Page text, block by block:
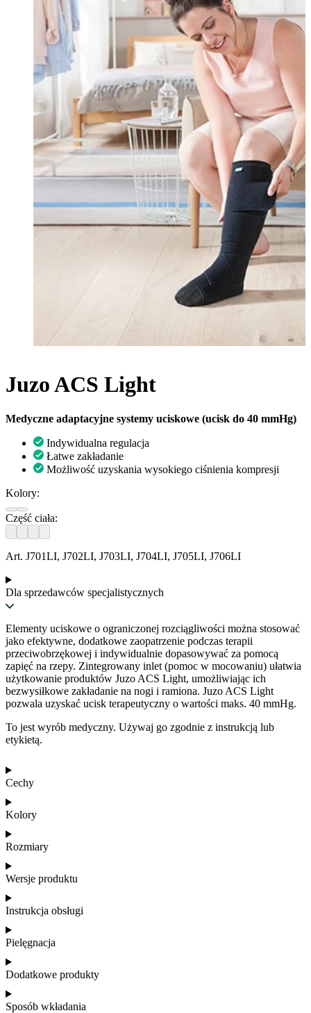
Juzo ACS Light
Medyczne adaptacyjne systemy uciskowe (ucisk do 40 mmHg)
Indywidualna regulacja
Łatwe zakładanie
Możliwość uzyskania wysokiego ciśnienia kompresji
Kolory:
Część ciała:
Art. J701LI, J702LI, J703LI, J704LI, J705LI, J706LI
Dla sprzedawców specjalistycznych
Elementy uciskowe o ograniczonej rozciągliwości można stosować
jako efektywne, dodatkowe zaopatrzenie podczas terapii
przeciwobrzękowej i indywidualnie dopasowywać za pomocą
zapięć na rzepy. Zintegrowany inlet (pomoc w mocowaniu) ułatwia
użytkowanie produktów Juzo ACS Light, umożliwiając ich
bezwysiłkowe zakładanie na nogi i ramiona. Juzo ACS Light
pozwala uzyskać ucisk terapeutyczny o wartości maks. 40 mmHg.
To jest wyrób medyczny. Używaj go zgodnie z instrukcją lub
etykietą.
Cechy
Kolory
Rozmiary
Wersje produktu
Instrukcja obsługi
Pielęgnacja
Dodatkowe produkty
Sposób wkładania